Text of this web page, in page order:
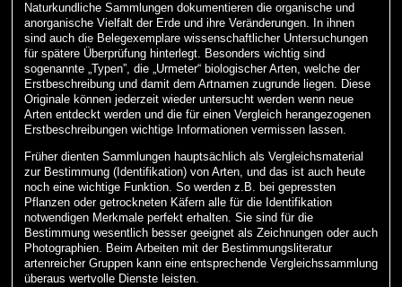
Naturkundliche Sammlungen dokumentieren die organische und
anorganische Vielfalt der Erde und ihre Veränderungen. In ihnen
sind auch die Belegexemplare wissenschaftlicher Untersuchungen
für spätere Überprüfung hinterlegt. Besonders wichtig sind
sogenannte „Typen”, die „Urmeter“ biologischer Arten, welche der
Erstbeschreibung und damit dem Artnamen zugrunde liegen. Diese
Originale können jederzeit wieder untersucht werden wenn neue
Arten entdeckt werden und die für einen Vergleich herangezogenen
Erstbeschreibungen wichtige Informationen vermissen lassen.
Früher dienten Sammlungen hauptsächlich als Vergleichsmaterial
zur Bestimmung (Identifikation) von Arten, und das ist auch heute
noch eine wichtige Funktion. So werden z.B. bei gepressten
Pflanzen oder getrockneten Käfern alle für die Identifikation
notwendigen Merkmale perfekt erhalten. Sie sind für die
Bestimmung wesentlich besser geeignet als Zeichnungen oder auch
Photographien. Beim Arbeiten mit der Bestimmungsliteratur
artenreicher Gruppen kann eine entsprechende Vergleichssammlung
überaus wertvolle Dienste leisten.